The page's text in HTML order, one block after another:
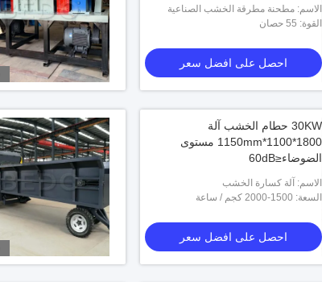
الاسم: مطحنة مطرقة الخشب الصناعية
القوة: 55 حصان
احصل على افضل سعر
30KW حطام الخشب آلة
1800*1100*1150mm مستوى
الضوضاء≤60dB
الاسم: آلة كسارة الخشب
السعة: 1500-2000 كجم / ساعة
احصل على افضل سعر